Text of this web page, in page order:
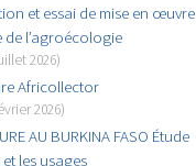
et essai de mise en œuvre
l’agroécologie
2026)
Africollector
2026)
AU BURKINA FASO Étude
les usages